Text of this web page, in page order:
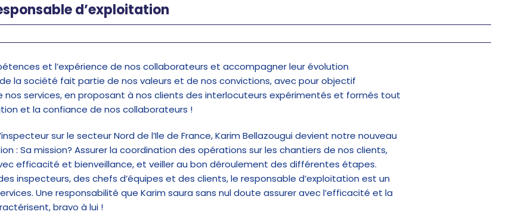
d’exploitation
et l’expérience de nos collaborateurs et accompagner leur évolution
la société fait partie de nos valeurs et de nos convictions, avec pour objectif
nos services, en proposant à nos clients des interlocuteurs expérimentés et formés tout
et la confiance de nos collaborateurs !
sur le secteur Nord de l’Ile de France, Karim Bellazougui devient notre nouveau
: Sa mission? Assurer la coordination des opérations sur les chantiers de nos clients,
efficacité et bienveillance, et veiller au bon déroulement des différentes étapes.
inspecteurs, des chefs d’équipes et des clients, le responsable d’exploitation est un
Une responsabilité que Karim saura sans nul doute assurer avec l’efficacité et la
bravo à lui !